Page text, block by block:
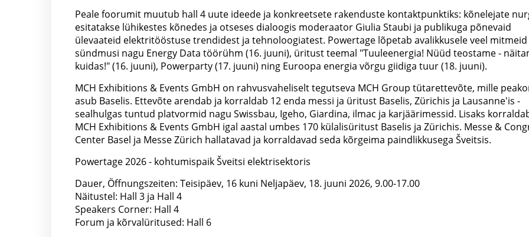
Peale foorumit muutub hall 4 uute ideede ja konkreetsete rakenduste kontaktpunktiks: kõnelejate
esitatakse lühikestes kõnedes ja otseses dialoogis moderaator Giulia Staubi ja publikuga põnevaid
ülevaateid elektritööstuse trendidest ja tehnoloogiatest. Powertage lõpetab avalikkusele veel mitmeid
sündmusi nagu Energy Data töörühm (16. juuni), üritust teemal "Tuuleenergia! Nüüd teostame -
kuidas!" (16. juuni), Powerparty (17. juuni) ning Euroopa energia võrgu giidiga tuur (18. juuni).
MCH Exhibitions & Events GmbH on rahvusvaheliselt tegutseva MCH Group tütarettevõte, mille
asub Baselis. Ettevõte arendab ja korraldab 12 enda messi ja üritust Baselis, Zürichis ja Lausanne'is -
sealhulgas tuntud platvormid nagu Swissbau, Igeho, Giardina, ilmac ja karjäärimessid. Lisaks
MCH Exhibitions & Events GmbH igal aastal umbes 170 külalisüritust Baselis ja Zürichis. Messe &
Center Basel ja Messe Zürich hallatavad ja korraldavad seda kõrgeima paindlikkusega Šveitsis.
Powertage 2026 - kohtumispaik Šveitsi elektrisektoris
Dauer, Öffnungszeiten: Teisipäev, 16 kuni Neljapäev, 18. juuni 2026, 9.00-17.00
Näitustel: Hall 3 ja Hall 4
Speakers Corner: Hall 4
Forum ja kõrvalüritused: Hall 6